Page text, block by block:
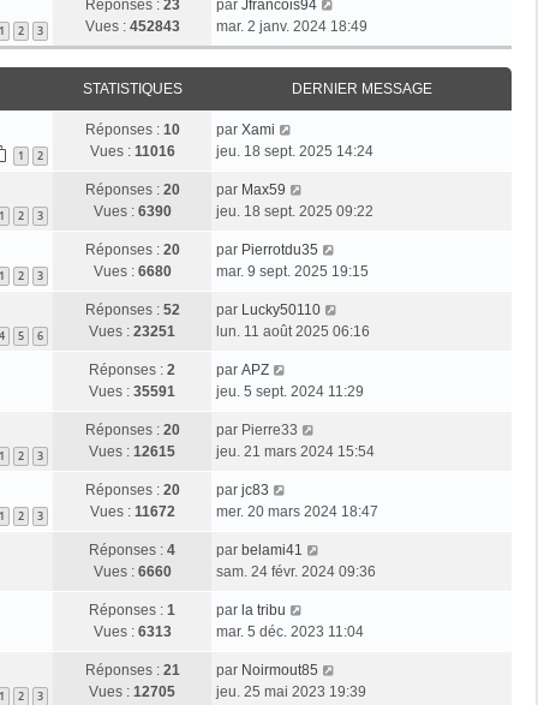
1 2 3
Réponses : 23
Vues : 452843
par Jfrancois94
mar. 2 janv. 2024 18:49
STATISTIQUES DERNIER MESSAGE
1 2
Réponses : 10
Vues : 11016
par Xami
jeu. 18 sept. 2025 14:24
1 2 3
Réponses : 20
Vues : 6390
par Max59
jeu. 18 sept. 2025 09:22
1 2 3
Réponses : 20
Vues : 6680
par Pierrotdu35
mar. 9 sept. 2025 19:15
4 5 6
Réponses : 52
Vues : 23251
par Lucky50110
lun. 11 août 2025 06:16
Réponses : 2
Vues : 35591
par APZ
jeu. 5 sept. 2024 11:29
1 2 3
Réponses : 20
Vues : 12615
par Pierre33
jeu. 21 mars 2024 15:54
1 2 3
Réponses : 20
Vues : 11672
par jc83
mer. 20 mars 2024 18:47
Réponses : 4
Vues : 6660
par belami41
sam. 24 févr. 2024 09:36
Réponses : 1
Vues : 6313
par la tribu
mar. 5 déc. 2023 11:04
1 2 3
Réponses : 21
Vues : 12705
par Noirmout85
jeu. 25 mai 2023 19:39